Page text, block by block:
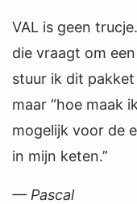
VAL is geen
die vraagt om
stuur ik dit
maar “hoe maak
mogelijk voor de
in mijn keten.”
— Pascal